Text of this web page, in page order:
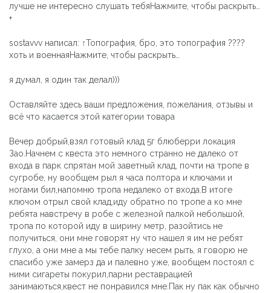
лучше не интересно слушать тебяНажмите, чтобы раскрыть…
+
sostavvv написал: ↑Топография, бро, это топография ????
хоть и военнаяНажмите, чтобы раскрыть…
я думал, я один так делал)))
Оставляйте здесь ваши предложения, пожелания, отзывы и
всё что касается этой категории товара
Вечер добрый,взял готовый клад 5г блюберри локация
Зао.Начнем с квеста это немного странно не далеко от
входа в парк спрятан мой заветный клад, почти на тропе в
сугробе, ну вообщем рыл я часа полтора и ключами и
ногами бил,напомню тропа недалеко от входа.В итоге
ключом отрыл свой клад,иду обратно по тропе а ко мне
ребята навстречу в робе с железной палкой небольшой,
тропа по которой иду в ширину метр, разойтись не
получиться, они мне говорят ну что нашел я им не ребят
глухо, а они мне а мы тебе палку несем рыть, я говорю не
спасибо уже замерз да и палевно уже, вообщем постоял с
ними сигареты покурил,парни реставрацией
занимаються,квест не понравился мне.Пак ну пак как обычно